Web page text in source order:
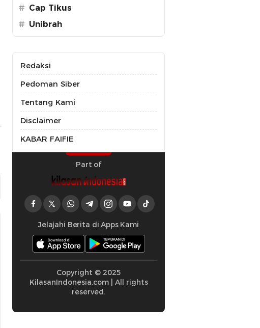
# Cap Tikus
# Unibrah
Redaksi
Pedoman Siber
Tentang Kami
Disclaimer
KABAR FAIFIE
Part of
Jelajahi Berita di Apps Kami
Copyright © 2025
KilasanIndonesia.com | All rights
reserved.